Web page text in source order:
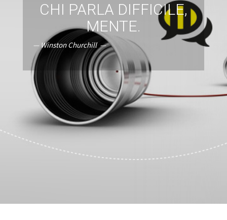
CHI PARLA DIFFICILE,
MENTE.
— Winston Churchill —